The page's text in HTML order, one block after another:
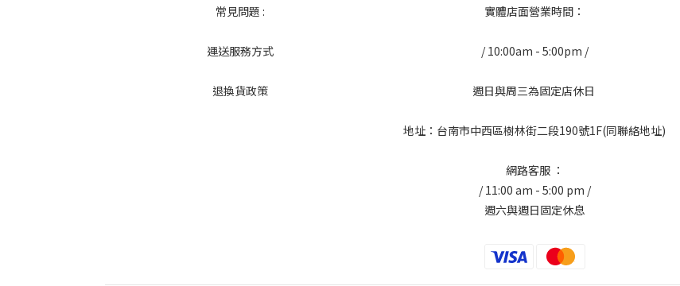
常見問題 :
運送服務方式
退換貨政策
實體店面營業時間：
/ 10:00am - 5:00pm /
週日與周三為固定店休日
地址：台南市中西區樹林街二段190號1F(同聯絡地址)
網路客服 ：
/ 11:00 am - 5:00 pm /
週六與週日固定休息